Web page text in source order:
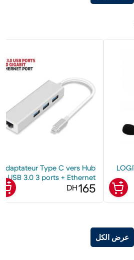
Adaptateur Type C vers Hub
USB 3.0 3 ports + Ethernet
réseau RJ45 - Boîtier
aluminium USB
165
DH
عرض الكل